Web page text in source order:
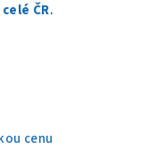
ČR.
cenu